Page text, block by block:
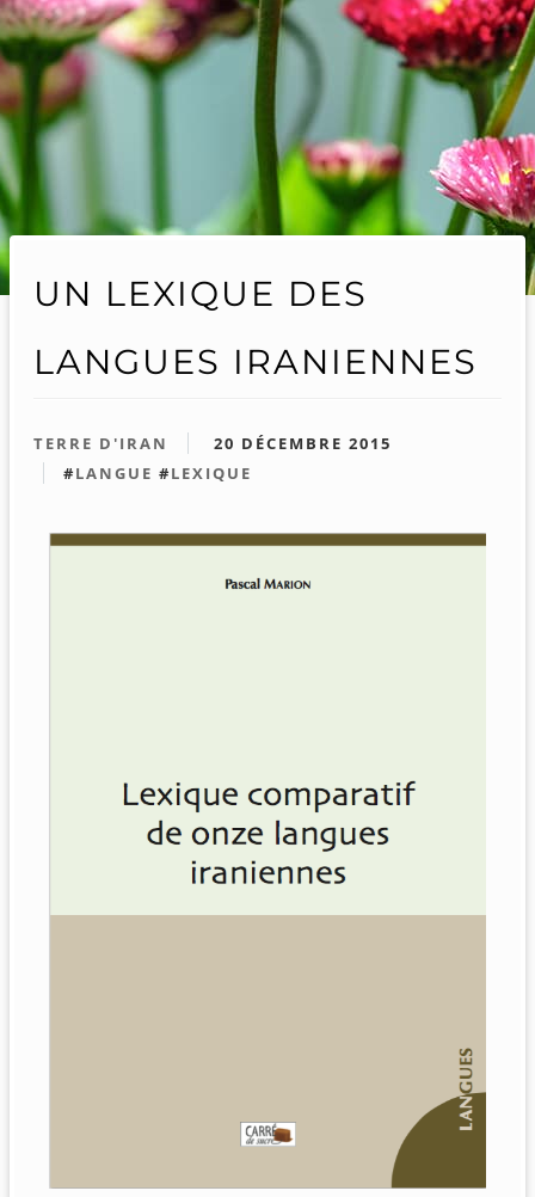
UN LEXIQUE DES
LANGUES IRANIENNES
TERRE D'IRAN
20 DÉCEMBRE 2015
#LANGUE #LEXIQUE